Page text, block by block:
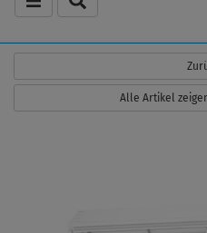
Alle Artikel